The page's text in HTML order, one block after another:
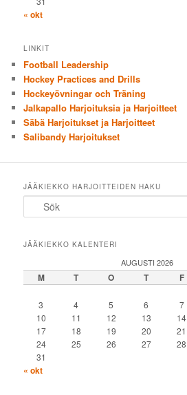
« okt
LINKIT
Football Leadership
Hockey Practices and Drills
Hockeyövningar och Träning
Jalkapallo Harjoituksia ja Harjoitteet
Säbä Harjoitukset ja Harjoitteet
Salibandy Harjoitukset
JÄÄKIEKKO HARJOITTEIDEN HAKU
JÄÄKIEKKO KALENTERI
AUGUSTI 2026
M T O T F
3
4 5 6 7
10
11 12 13 14
17
18 19 20 21
24
25 26 27 28
31
« okt